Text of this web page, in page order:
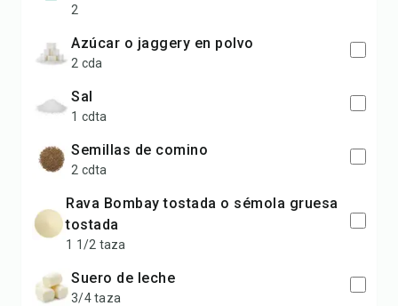
2
azúcar o jaggery en polvo
2 cda
sal
1 cdta
semillas de comino
2 cdta
rava Bombay tostada o sémola gruesa
tostada
1 1/2 taza
suero de leche
3/4 taza